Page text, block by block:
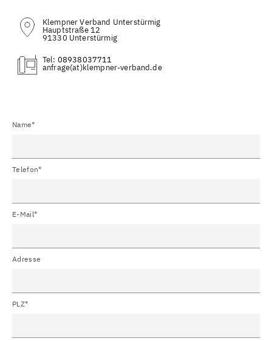
Klempner Verband Unterstürmig
Hauptstraße 12
91330 Unterstürmig
Tel: 08938037711
(at)
Name*
Telefon*
E-Mail*
Adresse
PLZ*